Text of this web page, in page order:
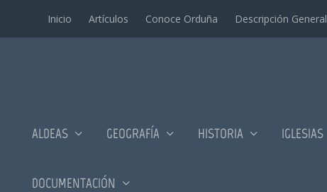
Inicio Artí­culos Conoce Orduña Descripción General
ALDEAS GEOGRAFÍA HISTORIA IGLESIAS
DOCUMENTACIÓN